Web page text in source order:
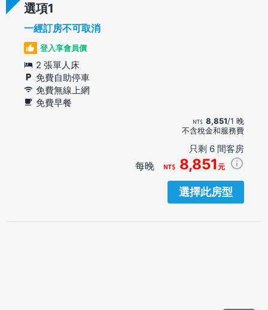
選項
一經訂房不可取消
登入享會員價
2 張單人床
免費自助停車
免費無線上網
免費早餐
8,851/1 晚
不含稅金和服務費
只剩 6 間客房
每晚 8,851 元
選擇此房型